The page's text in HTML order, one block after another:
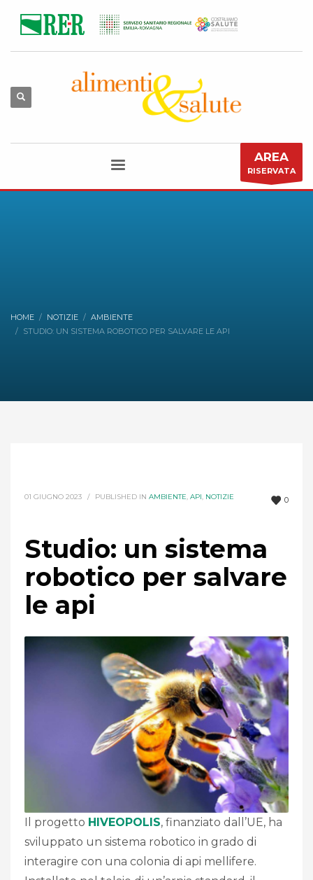
AREA
RISERVATA
HOME NOTIZIE
AMBIENTE
STUDIO: UN SISTEMA ROBOTICO PER SALVARE LE API
0
01 GIUGNO 2023 / PUBLISHED IN AMBIENTE, API, NOTIZIE
Studio: un sistema
robotico per salvare
le api
Il progetto HIVEOPOLIS, finanziato dall’UE, ha
sviluppato un sistema robotico in grado di
interagire con una colonia di api mellifere.